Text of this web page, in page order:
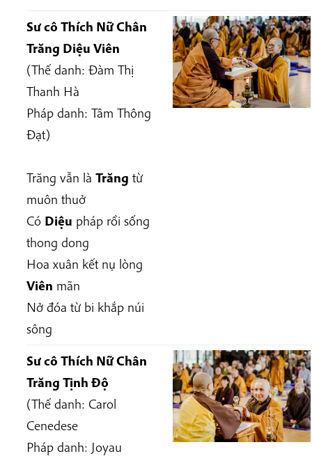
Sư cô Thích Nữ Chân
Trăng Diệu Viên
(Thế danh: Đàm Thị
Thanh Hà
Pháp danh: Tâm Thông
Đạt)
Trăng vẫn là Trăng từ
muôn thuở
Có Diệu pháp rồi sống
thong dong
Hoa xuân kết nụ lòng
Viên mãn
Nở đóa từ bi khắp núi
sông
Sư cô Thích Nữ Chân
Trăng Tịnh Độ
(Thế danh: Carol
Cenedese
Pháp danh: Joyau